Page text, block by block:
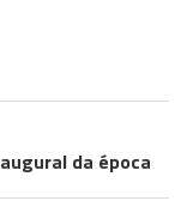
da época